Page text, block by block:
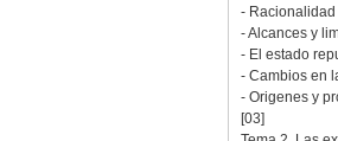
-
- Alcances y
- El estado
- Cambios en
- Origenes y
[03]